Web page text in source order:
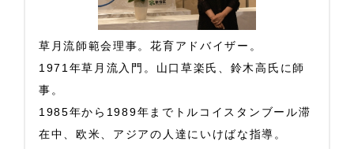
草月流師範会理事。花育アドバイザー。
1971年草月流入門。山口草楽氏、鈴木高氏に師
事。
1985年から1989年までトルコイスタンブール滞
在中、欧米、アジアの人達にいけばな指導。